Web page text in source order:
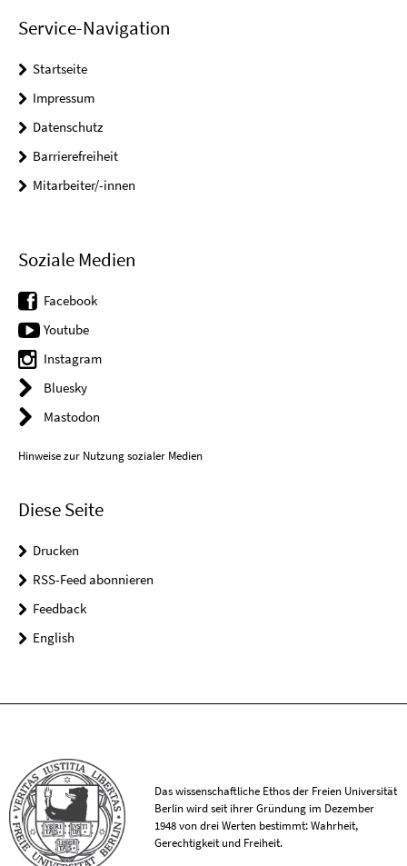
Service-Navigation
Startseite
Impressum
Datenschutz
Barrierefreiheit
Mitarbeiter/-innen
Soziale Medien
Facebook
Youtube
Instagram
Bluesky
Mastodon
Hinweise zur Nutzung sozialer Medien
Diese Seite
Drucken
RSS-Feed abonnieren
Feedback
English
Das wissenschaftliche Ethos der Freien Universität
Berlin wird seit ihrer Gründung im Dezember
1948 von drei Werten bestimmt: Wahrheit,
Gerechtigkeit und Freiheit.